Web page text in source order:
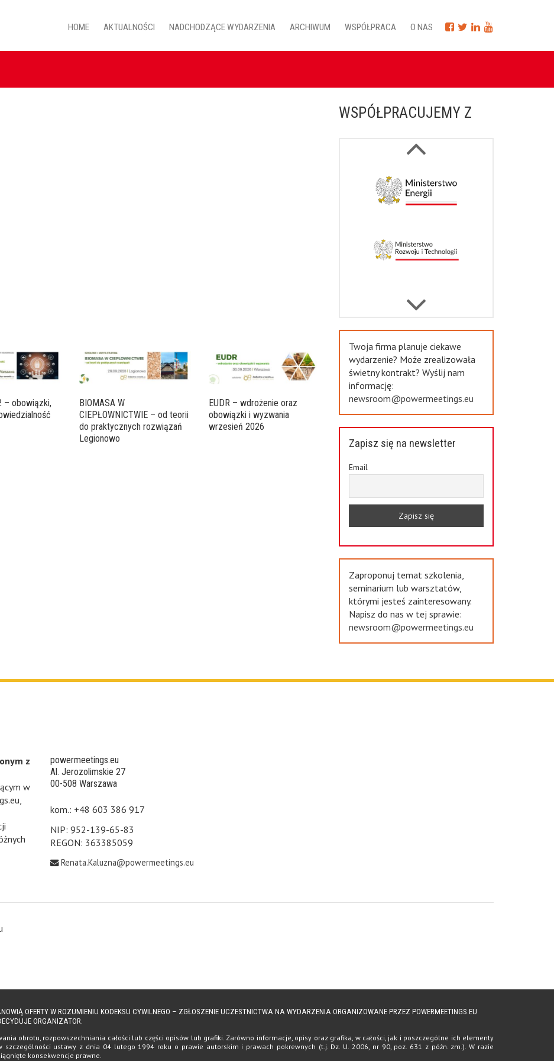
HOME AKTUALNOŚCI NADCHODZĄCE WYDARZENIA ARCHIWUM WSPÓŁPRACA O NAS
– obowiązki,
BIOMASA W
CIEPŁOWNICTWIE – od teorii
do praktycznych rozwiązań
Legionowo
EUDR – wdrożenie oraz
obowiązki i wyzwania
wrzesień 2026
WSPÓŁPRACUJEMY Z
Twoja firma planuje ciekawe
wydarzenie? Może zrealizowała
świetny kontrakt? Wyślij nam
informację:
newsroom@powermeetings.eu
Zapisz się na newsletter
Email
Zaproponuj temat szkolenia,
seminarium lub warsztatów,
którymi jesteś zainteresowany.
Napisz do nas w tej sprawie:
newsroom@powermeetings.eu
z
w
powermeetings.eu
Al. Jerozolimskie 27
00-508 Warszawa
kom.: +48 603 386 917
NIP: 952-139-65-83
REGON: 363385059
Renata.Kaluzna@powermeetings.eu
OFERTY W ROZUMIENIU KODEKSU CYWILNEGO – ZGŁOSZENIE UCZESTNICTWA NA WYDARZENIA ORGANIZOWANE PRZEZ POWERMEETINGS.EU
ORGANIZATOR.
obrotu, rozpowszechniania całości lub części opisów lub grafiki. Zarówno informacje, opisy oraz grafika, w całości, jak i poszczególne ich elementy
ustawy z dnia 04 lutego 1994 roku o prawie autorskim i prawach pokrewnych (t.j. Dz. U. 2006, nr 90, poz. 631 z późn. zm.). W razie
konsekwencje prawne.